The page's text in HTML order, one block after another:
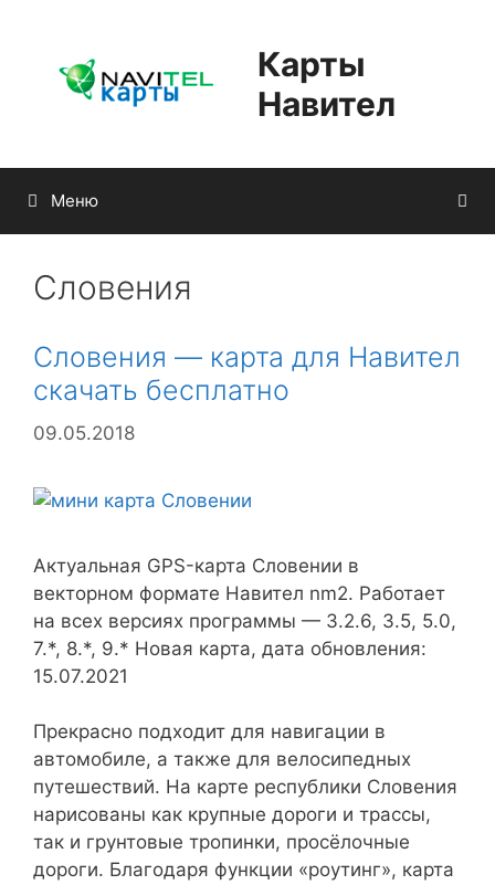
содержимому
Карты
Навител
Меню
Словения
Словения — карта для Навител
скачать бесплатно
09.05.2018
Актуальная GPS-карта Словении в
векторном формате Навител nm2. Работает
на всех версиях программы — 3.2.6, 3.5, 5.0,
7.*, 8.*, 9.* Новая карта, дата обновления:
15.07.2021
Прекрасно подходит для навигации в
автомобиле, а также для велосипедных
путешествий. На карте республики Словения
нарисованы как крупные дороги и трассы,
так и грунтовые тропинки, просёлочные
дороги. Благодаря функции «роутинг», карта